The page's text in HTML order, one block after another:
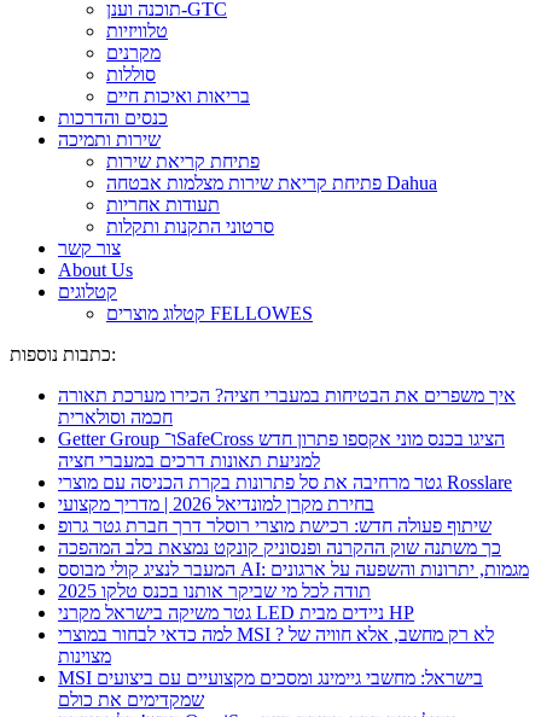
תוכנה וענן-GTC
טלוויזיות
מקרנים
סוללות
בריאות ואיכות חיים
כנסים והדרכות
שירות ותמיכה
פתיחת קריאת שירות
פתיחת קריאת שירות מצלמות אבטחה Dahua
תעודות אחריות
סרטוני התקנות ותקלות
צור קשר
About Us
קטלוגים
קטלוג מוצרים FELLOWES
כתבות נוספות:
איך משפרים את הבטיחות במעברי חציה? הכירו מערכת תאורה
חכמה וסולארית
Getter Group ו־SafeCross הציגו בכנס מוני אקספו פתרון חדש
למניעת תאונות דרכים במעברי חציה
גטר מרחיבה את סל פתרונות בקרת הכניסה עם מוצרי Rosslare
בחירת מקרן למונדיאל 2026 | מדריך מקצועי
שיתוף פעולה חדש: רכישת מוצרי רוסלר דרך חברת גטר גרופ
כך משתנה שוק ההקרנה ופנסוניק קונקט נמצאת בלב המהפכה
המעבר לנציג קולי מבוסס AI: מגמות, יתרונות והשפעה על ארגונים
תודה לכל מי שביקר אותנו בכנס טלקו 2025
גטר משיקה בישראל מקרני LED ניידים מבית HP
למה כדאי לבחור במוצרי MSI ? לא רק מחשב, אלא חוויה של
מצוינות
MSI בישראל: מחשבי גיימינג ומסכים מקצועיים עם ביצועים
שמקדימים את כולם